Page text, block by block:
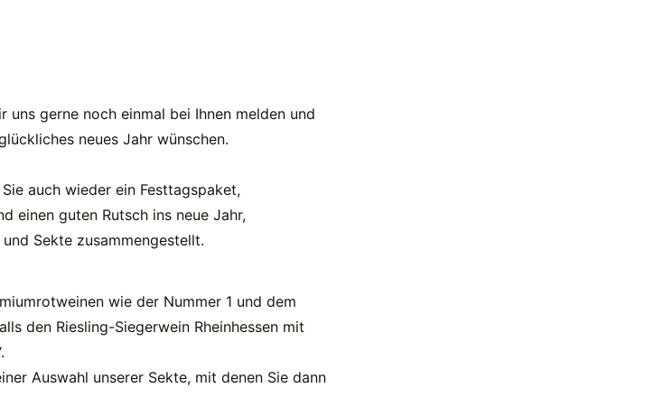
uns gerne noch einmal bei Ihnen melden und
neues Jahr wünschen.
auch wieder ein Festtagspaket,
einen guten Rutsch ins neue Jahr,
Sekte zusammengestellt.
wie der Nummer 1 und dem
den Riesling-Siegerwein Rheinhessen mit
Auswahl unserer Sekte, mit denen Sie dann